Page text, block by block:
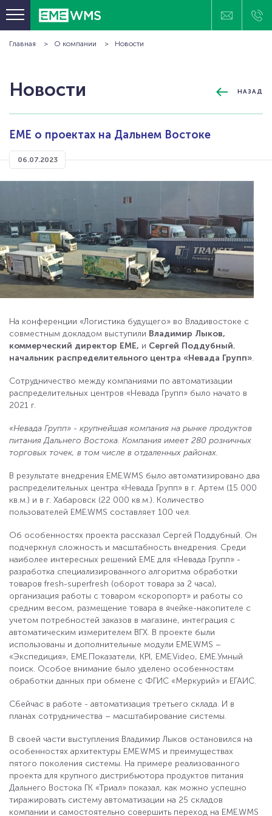
Главная О компании Новости
Новости
ЕМЕ о проектах на Дальнем Востоке
НАЗАД
06.07.2023
На конференции «Логистика будущего» во Владивостоке с
совместным докладом выступили Владимир Лыков,
коммерческий директор ЕМЕ, и Сергей Поддубный,
начальник распределительного центра «Невада Групп».
Сотрудничество между компаниями по автоматизации
распределительных центров «Невада Групп» было начато в
2021 г.
«Невада Групп» - крупнейшая компания на рынке продуктов
питания Дальнего Востока. Компания имеет 280 розничных
торговых точек, в том числе в отдаленных районах.
В результате внедрения EME.WMS было автоматизировано два
распределительных центра «Невада Групп» в г. Артем (15 000
кв.м.) и в г. Хабаровск (22 000 кв.м.). Количество
пользователей EME.WMS составляет 100 чел.
Об особенностях проекта рассказал Сергей Поддубный. Он
подчеркнул сложность и масштабность внедрения. Среди
наиболее интересных решений ЕМЕ для «Невада Групп» -
разработка специализированного алгоритма обработки
товаров fresh-superfresh (оборот товара за 2 часа),
организация работы с товаром «скоропорт» и работы со
средним весом, размещение товара в ячейке-накопителе с
учетом потребностей заказов в магазине, интеграция с
автоматическим измерителем ВГХ. В проекте были
использованы и дополнительные модули EME.WMS –
«Экспедиция», EME.Показатели, KPI, EME.Video, EME.Умный
поиск. Особое внимание было уделено особенностям
обработки данных при обмене с ФГИС «Меркурий» и ЕГАИС.
С6ейчас в работе - автоматизация третьего склада. И в
планах сотрудничества – масштабирование системы.
В своей части выступления Владимир Лыков остановился на
особенностях архитектуры EME.WMS и преимуществах
пятого поколения системы. На примере реализованного
проекта для крупного дистрибьютора продуктов питания
Дальнего Востока ГК «Триал» показал, как можно успешно
тиражировать систему автоматизации на 25 складов
компании и самостоятельно совершить переход на EME.WMS
КЛИЕНТЫ
ПРОЕКТЫ
ТЕХНОЛОГИИ И ОБОРУДОВАНИЕ
БАЗА ЗНАНИЙ